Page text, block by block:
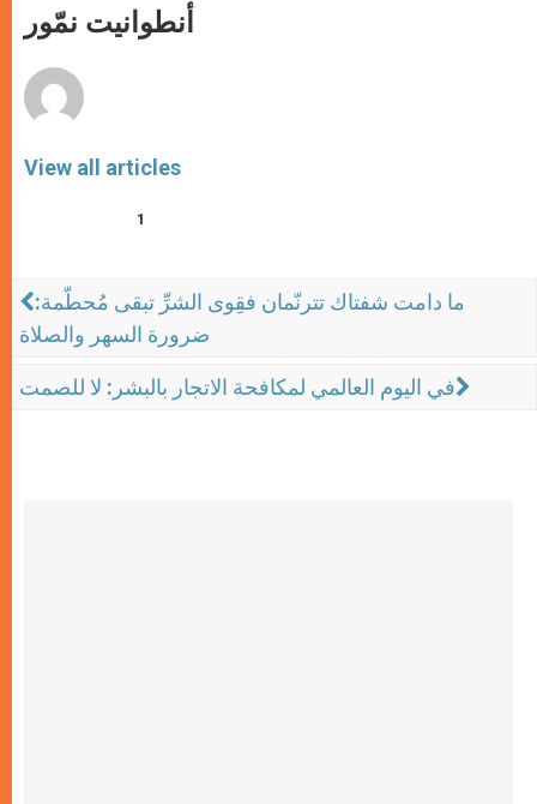
p
p e
o
k
أنطوانيت نمّور
View all articles
1
ما دامت شفتاك تترنّمان فقِوى الشرِّ تبقى مُحطّمة:
ضرورة السهر والصلاة
في اليوم العالمي لمكافحة الاتجار بالبشر: لا للصمت